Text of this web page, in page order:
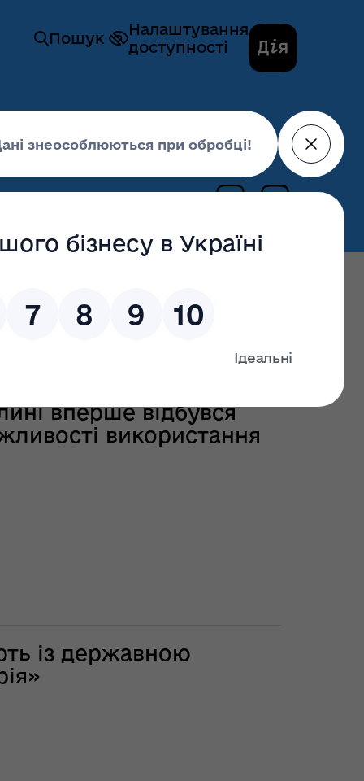
Пошук
Налаштування
доступності
вперше відбувся
використання
із державною